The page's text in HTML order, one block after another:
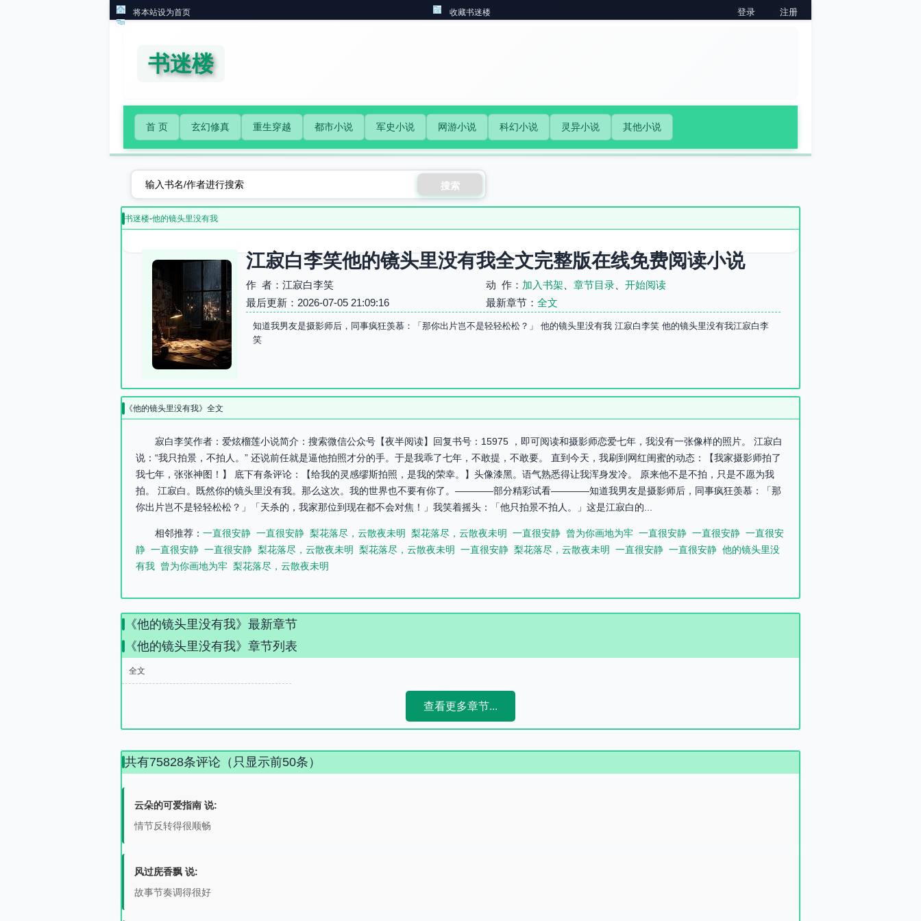
将本站设为首页 收藏书迷楼 登录 注册
书迷楼
首 页 玄幻修真 重生穿越 都市小说 军史小说 网游小说 科幻小说 灵异小说 其他小说
搜索
书迷楼-他的镜头里没有我
江寂白李笑他的镜头里没有我全文完整版在线免费阅读小说
作 者：江寂白李笑 动 作： 加入书架 章节目录
开始阅读
最后更新：2026-07-05 21:09:16
最新章节： 全文
知道我男友是摄影师后，同事疯狂羡慕：「那你出片岂不是轻轻松松？」 他的镜头里没有我 江寂白李笑 他的镜头里没有我江寂白李
笑
《他的镜头里没有我》全文
寂白李笑作者：爱炫榴莲小说简介：搜索微信公众号【夜半阅读】回复书号：15975 ，即可阅读和摄影师恋爱七年，我没有一张像样的照片。 江寂白
说：“我只拍景，不拍人。” 还说前任就是逼他拍照才分的手。于是我乖了七年，不敢提，不敢要。 直到今天，我刷到网红闺蜜的动态：【我家摄影师拍了
我七年，张张神图！】 底下有条评论：【给我的灵感缪斯拍照，是我的荣幸。】头像漆黑。语气熟悉得让我浑身发冷。 原来他不是不拍，只是不愿为我
拍。 江寂白。既然你的镜头里没有我。那么这次。我的世界也不要有你了。————部分精彩试看————知道我男友是摄影师后，同事疯狂羡慕：「那
你出片岂不是轻轻松松？」「天杀的，我家那位到现在都不会对焦！」我笑着摇头：「他只拍景不拍人。」这是江寂白的...
相邻推荐： 一直很安静 一直很安静 梨花落尽，云散夜未明 梨花落尽，云散夜未明 一直很安静 曾为你画地为牢 一直很安静 一直很安静 一直很安
静 一直很安静 一直很安静 梨花落尽，云散夜未明 梨花落尽，云散夜未明 一直很安静 梨花落尽，云散夜未明 一直很安静 一直很安静 他的镜头里没
有我 曾为你画地为牢 梨花落尽，云散夜未明
《他的镜头里没有我》最新章节
《他的镜头里没有我》章节列表
全文
查看更多章节...
共有75828条评论（只显示前50条）
云朵的可爱指南 说:
情节反转得很顺畅
风过庑香飘 说:
故事节奏调得很好